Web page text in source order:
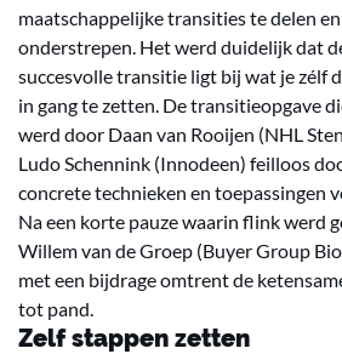
maatschappelijke transities te delen
onderstrepen. Het werd duidelijk dat
succesvolle transitie ligt bij wat je zélf
in gang te zetten. De transitieopgave
werd door Daan van Rooijen (NHL
Ludo Schennink (Innodeen) feilloos
concrete technieken en toepassingen
Na een korte pauze waarin flink werd
Willem van de Groep (Buyer Group
met een bijdrage omtrent de
tot pand.
Zelf stappen zetten